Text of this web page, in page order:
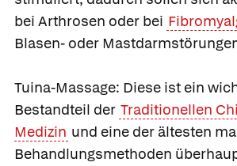
bei Arthrosen oder bei
Blasen- oder
Tuina-Massage: Diese ist ein
Bestandteil der Traditionellen
Medizin und eine der ältesten
Behandlungsmethoden